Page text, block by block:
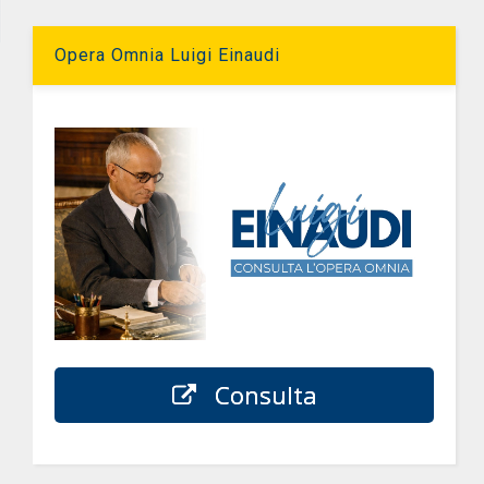
Opera Omnia Luigi Einaudi
Consulta